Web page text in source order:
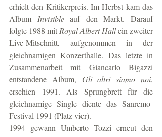
erhielt den Kritikerpreis. Im Herbst kam das
Album Invisible auf den Markt. Darauf
folgte 1988 mit Royal Albert Hall ein zweiter
Live-Mitschnitt, aufgenommen in der
gleichnamigen Konzerthalle. Das letzte in
Zusammenarbeit mit Giancarlo Bigazzi
entstandene Album, Gli altri siamo noi,
erschien 1991. Als Sprungbrett für die
gleichnamige Single diente das Sanremo-
Festival 1991 (Platz vier).
1994 gewann Umberto Tozzi erneut den